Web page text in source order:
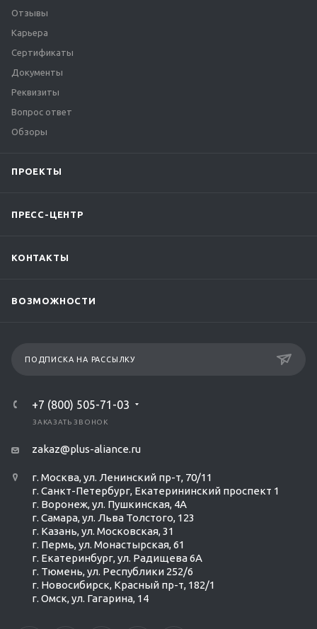
Отзывы
Карьера
Сертификаты
Документы
Реквизиты
Вопрос ответ
Обзоры
ПРОЕКТЫ
ПРЕСС-ЦЕНТР
КОНТАКТЫ
ВОЗМОЖНОСТИ
ПОДПИСКА НА РАССЫЛКУ
+7 (800) 505-71-03
ЗАКАЗАТЬ ЗВОНОК
zakaz@plus-aliance.ru
г. Москва, ул. Ленинский пр-т, 70/11
г. Санкт-Петербург, Екатерининский проспект 1
г. Воронеж, ул. Пушкинская, 4А
г. Самара, ул. Льва Толстого, 123
г. Казань, ул. Московская, 31
г. Пермь, ул. Монастырская, 61
г. Екатеринбург, ул. Радищева 6А
г. Тюмень, ул. Республики 252/6
г. Новосибирск, Красный пр-т, 182/1
г. Омск, ул. ​Гагарина, 14